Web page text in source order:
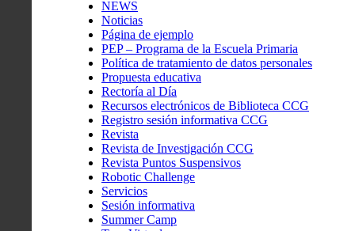
NEWS
Noticias
Página de ejemplo
PEP – Programa de la Escuela Primaria
Política de tratamiento de datos personales
Propuesta educativa
Rectoría al Día
Recursos electrónicos de Biblioteca CCG
Registro sesión informativa CCG
Revista
Revista de Investigación CCG
Revista Puntos Suspensivos
Robotic Challenge
Servicios
Sesión informativa
Summer Camp